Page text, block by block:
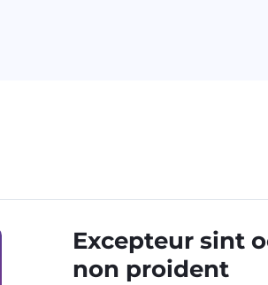
Excepteur sint
non proident